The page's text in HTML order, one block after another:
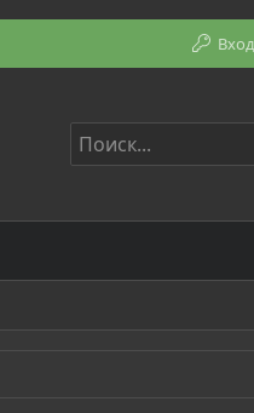
Вход